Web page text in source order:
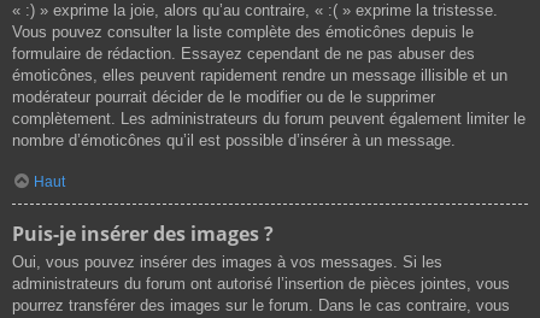
« :) » exprime la joie, alors qu’au contraire, « :( » exprime la tristesse.
Vous pouvez consulter la liste complète des émoticônes depuis le
formulaire de rédaction. Essayez cependant de ne pas abuser des
émoticônes, elles peuvent rapidement rendre un message illisible et un
modérateur pourrait décider de le modifier ou de le supprimer
complètement. Les administrateurs du forum peuvent également limiter le
nombre d’émoticônes qu’il est possible d’insérer à un message.
Haut
Puis-je insérer des images ?
Oui, vous pouvez insérer des images à vos messages. Si les
administrateurs du forum ont autorisé l’insertion de pièces jointes, vous
pourrez transférer des images sur le forum. Dans le cas contraire, vous